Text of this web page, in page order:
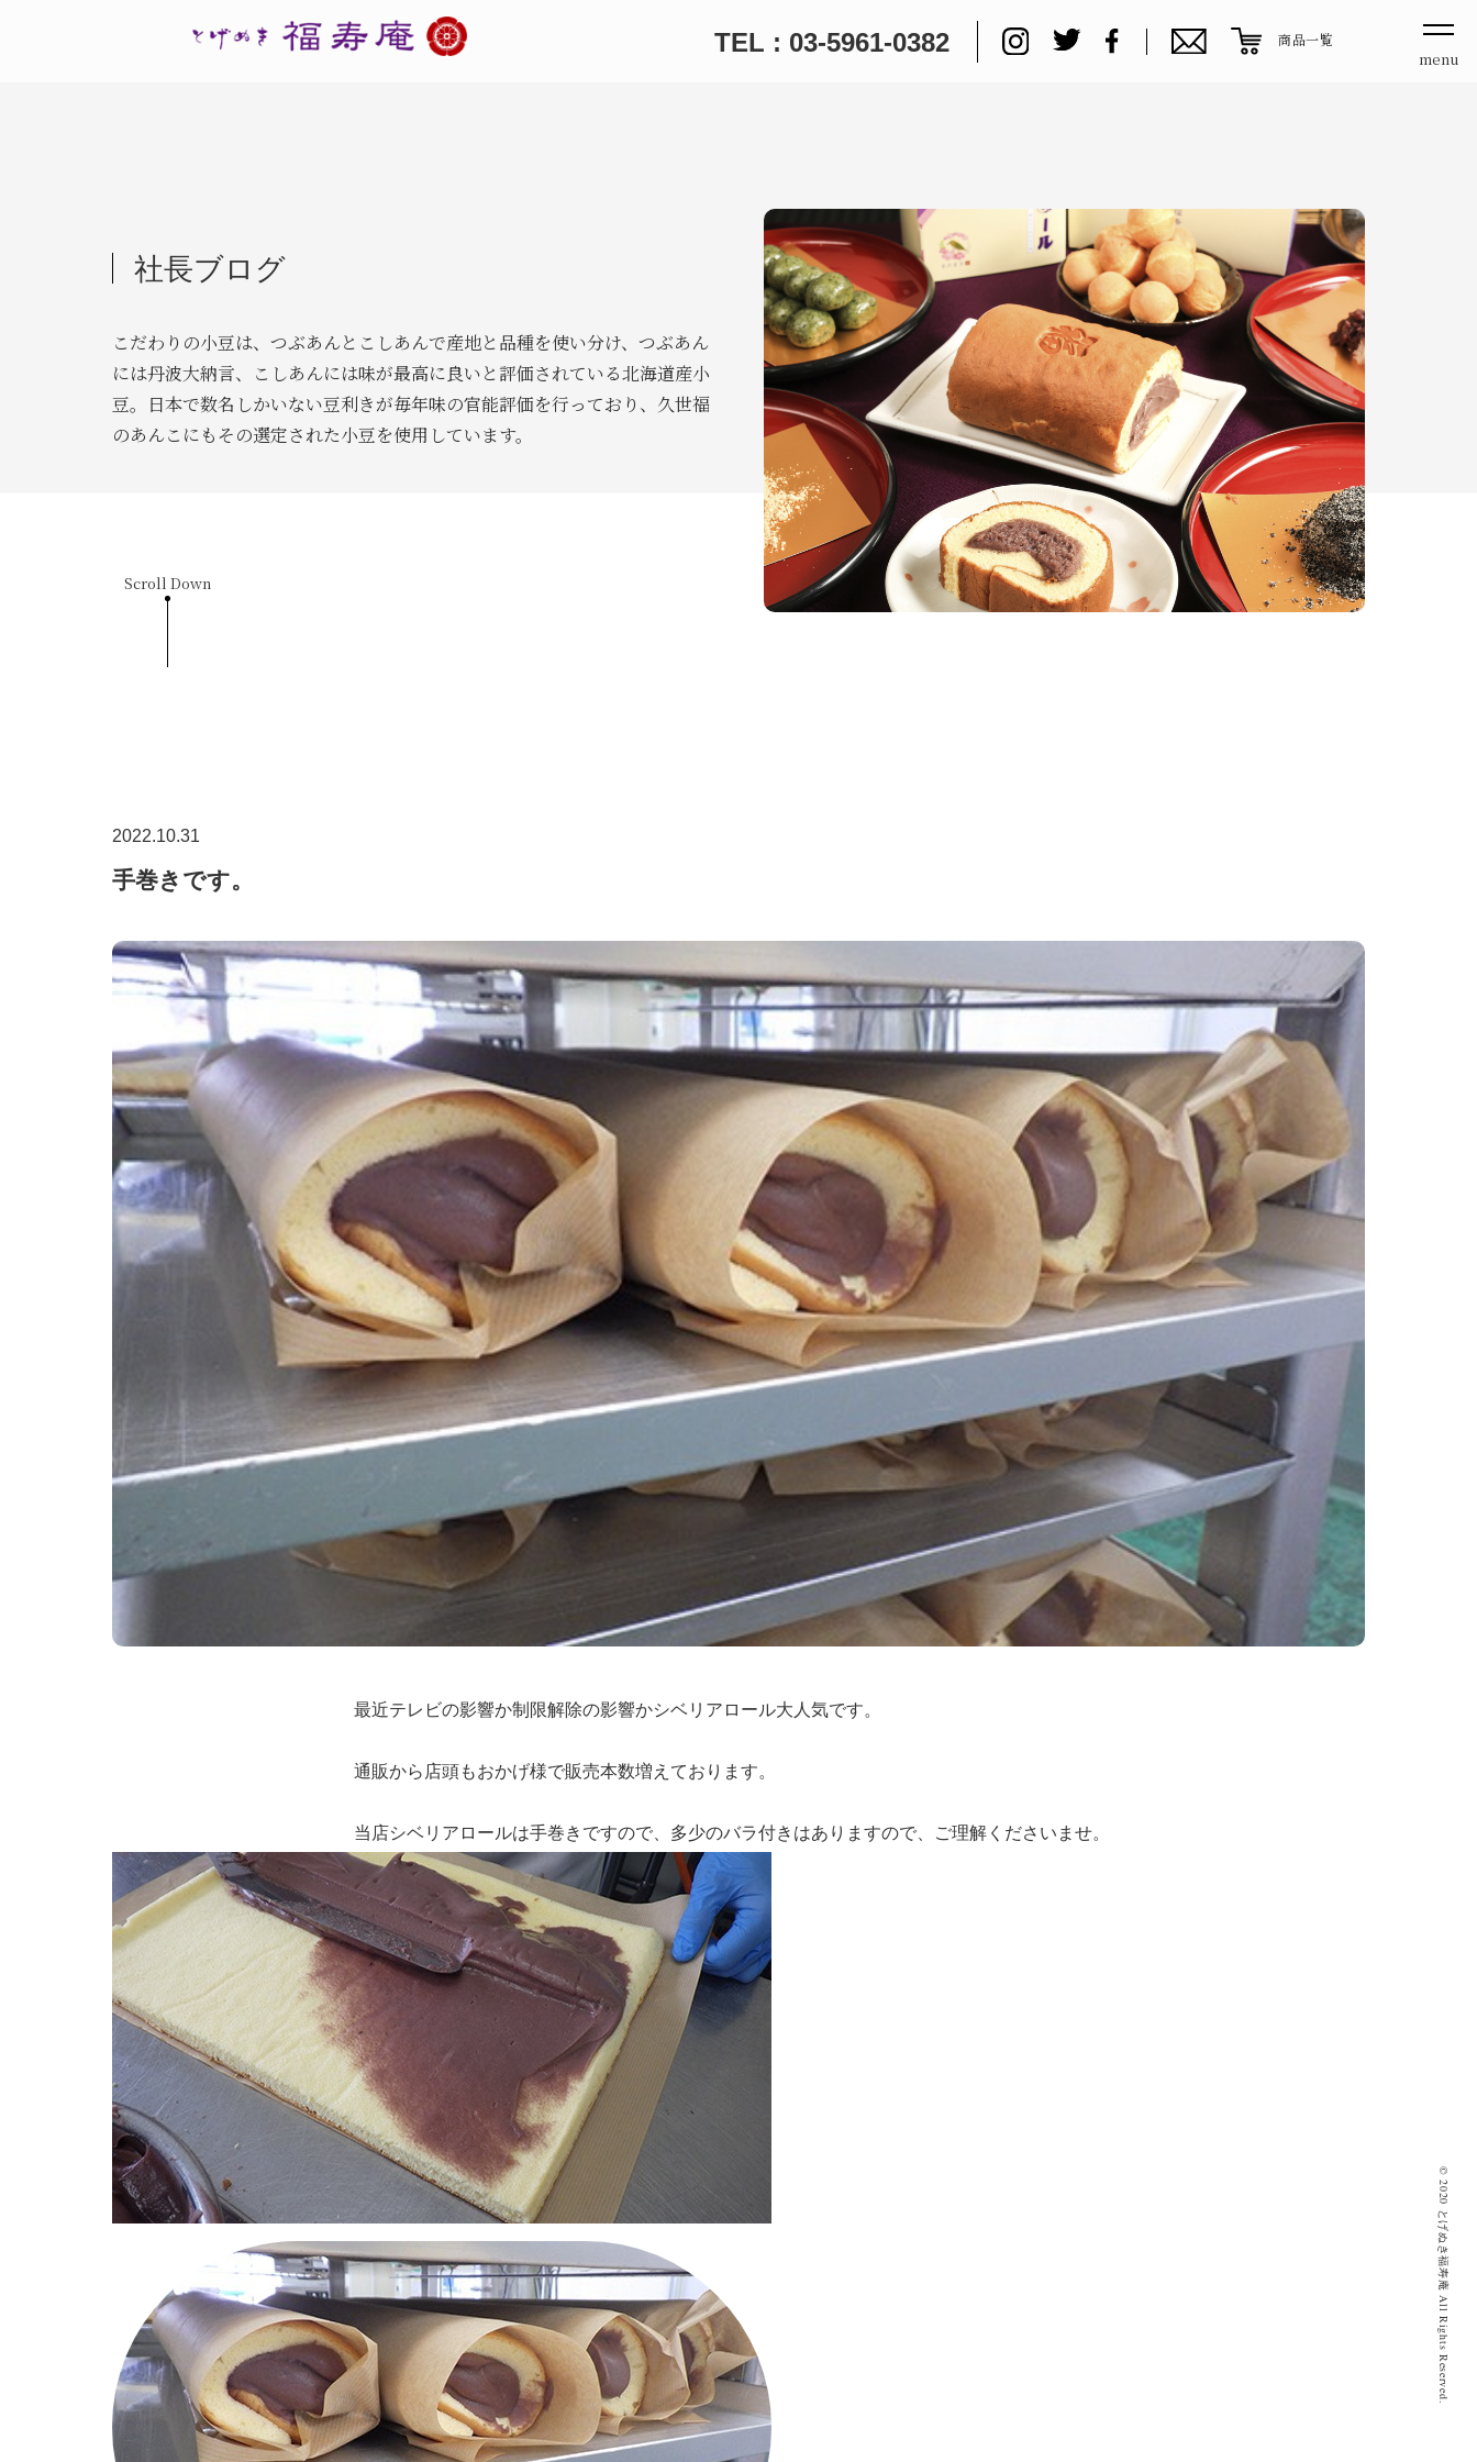
TEL : 03-5961-0382 商品一覧
menu
© 2020 とげぬき福寿庵 All Rights Reserved.
社長ブログ
こだわりの小豆は、つぶあんとこしあんで産地と品種を使い分け、つぶあん
には丹波大納言、こしあんには味が最高に良いと評価されている北海道産小
豆。日本で数名しかいない豆利きが毎年味の官能評価を行っており、久世福
のあんこにもその選定された小豆を使用しています。
Scroll Down
2022.10.31
手巻きです。
最近テレビの影響か制限解除の影響かシベリアロール大人気です。
通販から店頭もおかげ様で販売本数増えております。
当店シベリアロールは手巻きですので、多少のバラ付きはありますので、ご理解くださいませ。